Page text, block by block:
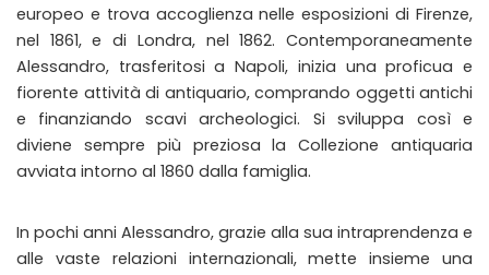
europeo e trova accoglienza nelle esposizioni di Firenze,
nel 1861, e di Londra, nel 1862. Contemporaneamente
Alessandro, trasferitosi a Napoli, inizia una proficua e
fiorente attività di antiquario, comprando oggetti antichi
e finanziando scavi archeologici. Si sviluppa così e
diviene sempre più preziosa la Collezione antiquaria
avviata intorno al 1860 dalla famiglia.
In pochi anni Alessandro, grazie alla sua intraprendenza e
alle vaste relazioni internazionali, mette insieme una